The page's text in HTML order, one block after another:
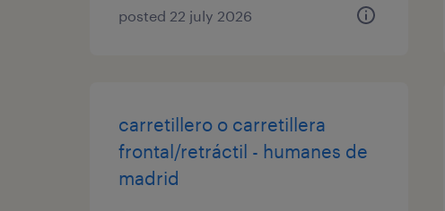
posted 22 july 2026
carretillero o carretillera
frontal/retráctil - humanes de
madrid